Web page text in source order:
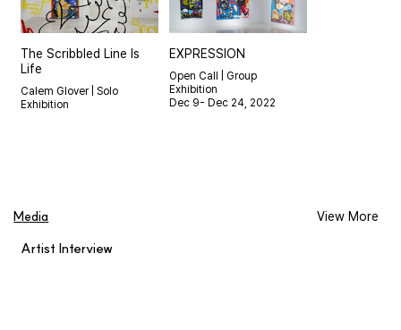
The Scribbled Line Is
Life
Calem Glover | Solo
Exhibition
EXPRESSION
Open Call | Group
Exhibition
Dec 9- Dec 24, 2022
Media View More
Artist Interview